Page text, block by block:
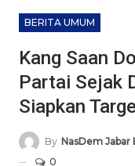
BERITA UMUM
Kang Saan
Partai Sejak
Siapkan
By NasDem Jabar
0